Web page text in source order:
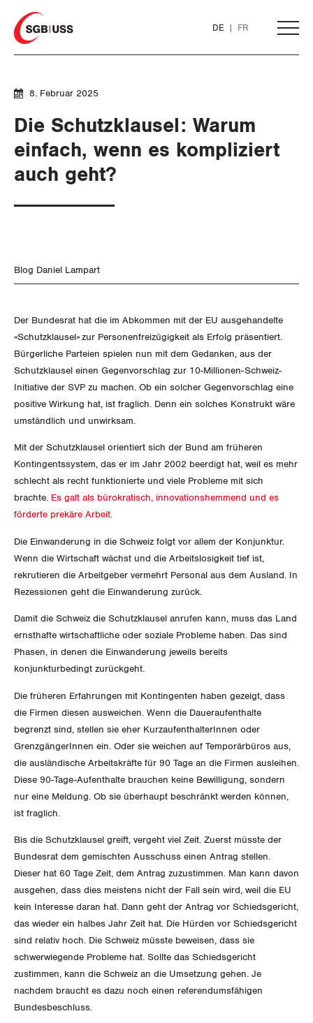
Home
DE FR
THEMEN
ARBEIT
Geld und Währung
Aussenwirtschaft
Verteilung
AHV
Berufliche Vorsorge
Arbeitslosenversicherung
Überbrückungsleistung
Ergänzungsleistungen
Invalidenversicherung
Unfallversicherung
Gesundheit
Verkehr
Post
Energie und Umwelt
Kommunikation und Medien
Gleichstellung von Frauen und Männern
Gleichstellung von LGBTI
BILDUNG & JUGEND
GEWERKSCHAFTSPOLITIK
Landesstreik
SERVICE
WEITERBILDUNG
NEWSLETTER
BROSCHÜREN/BÜCHER
Bestellformular
Vorstand
Migrationskommission
Queer-Kommission
ZENTRALSEKRETARIAT
KANTONALE BÜNDE
Aargau
Bern
Freiburg
Glarus
Graubünden
Jura
Neuenburg
Nidwalden
Obwalden
Schaffhausen
St. Gallen-Appenzell
Solothurn
Tessin
Thurgau
Uri
AGENDA
Artikel
Medienmitteilungen
Dossier
Blog
Blog Daniel Lampart
Der Europa-Blog
Kontakt
8. Februar 2025
Die Schutzklausel: Warum
einfach, wenn es kompliziert
auch geht?
Blog Daniel Lampart
Der Bundesrat hat die im Abkommen mit der EU ausgehandelte
«Schutzklausel» zur Personenfreizügigkeit als Erfolg präsentiert.
Bürgerliche Parteien spielen nun mit dem Gedanken, aus der
Schutzklausel einen Gegenvorschlag zur 10-Millionen-Schweiz-
Initiative der SVP zu machen. Ob ein solcher Gegenvorschlag eine
positive Wirkung hat, ist fraglich. Denn ein solches Konstrukt wäre
umständlich und unwirksam.
Mit der Schutzklausel orientiert sich der Bund am früheren
Kontingentssystem, das er im Jahr 2002 beerdigt hat, weil es mehr
schlecht als recht funktionierte und viele Probleme mit sich
brachte. Es galt als bürokratisch, innovationshemmend und es
förderte prekäre Arbeit.
Die Einwanderung in die Schweiz folgt vor allem der Konjunktur.
Wenn die Wirtschaft wächst und die Arbeitslosigkeit tief ist,
rekrutieren die Arbeitgeber vermehrt Personal aus dem Ausland. In
Rezessionen geht die Einwanderung zurück.
Damit die Schweiz die Schutzklausel anrufen kann, muss das Land
ernsthafte wirtschaftliche oder soziale Probleme haben. Das sind
Phasen, in denen die Einwanderung jeweils bereits
konjunkturbedingt zurückgeht.
Die früheren Erfahrungen mit Kontingenten haben gezeigt, dass
die Firmen diesen ausweichen. Wenn die Daueraufenthalte
begrenzt sind, stellen sie eher KurzaufenthalterInnen oder
GrenzgängerInnen ein. Oder sie weichen auf Temporärbüros aus,
die ausländische Arbeitskräfte für 90 Tage an die Firmen ausleihen.
Diese 90-Tage-Aufenthalte brauchen keine Bewilligung, sondern
nur eine Meldung. Ob sie überhaupt beschränkt werden können,
ist fraglich.
Bis die Schutzklausel greift, vergeht viel Zeit. Zuerst müsste der
Bundesrat dem gemischten Ausschuss einen Antrag stellen.
Dieser hat 60 Tage Zeit, dem Antrag zuzustimmen. Man kann davon
ausgehen, dass dies meistens nicht der Fall sein wird, weil die EU
kein Interesse daran hat. Dann geht der Antrag vor Schiedsgericht,
das wieder ein halbes Jahr Zeit hat. Die Hürden vor Schiedsgericht
sind relativ hoch. Die Schweiz müsste beweisen, dass sie
schwerwiegende Probleme hat. Sollte das Schiedsgericht
zustimmen, kann die Schweiz an die Umsetzung gehen. Je
nachdem braucht es dazu noch einen referendumsfähigen
Bundesbeschluss.